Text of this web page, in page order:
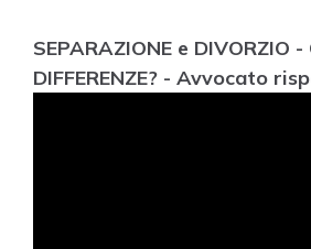
SEPARAZIONE e DIVORZIO
DIFFERENZE? - Avvocato